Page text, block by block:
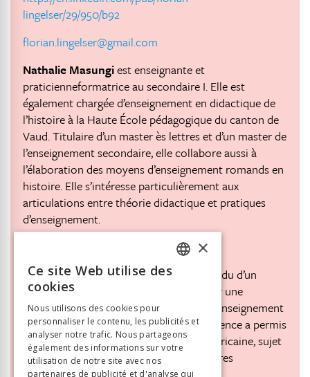
lingelser/29/950/b92
florian.lingelser@gmail.com
Nathalie Masungiest enseignante et
praticienneformatrice au secondaire I. Elle est
également chargée d’enseignement en didactique de
l’histoire à la Haute École pédagogique du canton de
Vaud. Titulaire d’un master ès lettres et d’un master de
l’enseignement secondaire, elle collabore aussi à
l’élaboration des moyens d’enseignement romands en
histoire. Elle s’intéresse particulièrement aux
articulations entre théorie didactique et pratiques
d’enseignement.
Le présent article est un bref compte rendu d’un
travail de terrain, une fenêtre ouverte sur une
démarche menée avec des élèves dans l’enseignement
de l’histoire au secondaire I. Cette expérience a permis
aux élèves de se confronter à l’histoire africaine, sujet
pratiquement absent des manuels scolaires
ITALIAN
×
Ce site Web utilise des
cookies
Nous utilisons des cookies pour
personnaliser le contenu, les publicités et
analyser notre trafic. Nous partageons
également des informations sur votre
utilisation de notre site avec nos
partenaires de publicité et d'analyse qui